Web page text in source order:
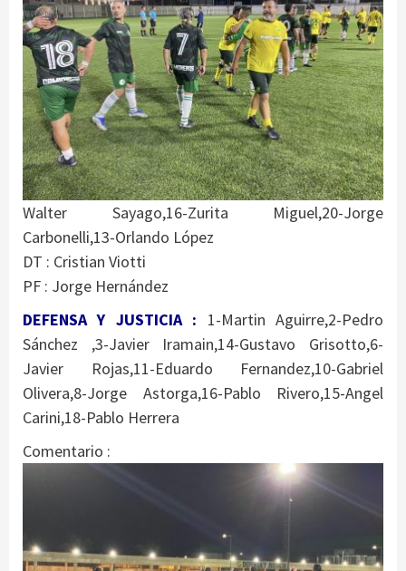
Walter Sayago,16-Zurita Miguel,20-Jorge
Carbonelli,13-Orlando López
DT : Cristian Viotti
PF : Jorge Hernández
DEFENSA Y JUSTICIA : 1-Martin Aguirre,2-Pedro
Sánchez ,3-Javier Iramain,14-Gustavo Grisotto,6-
Javier Rojas,11-Eduardo Fernandez,10-Gabriel
Olivera,8-Jorge Astorga,16-Pablo Rivero,15-Angel
Carini,18-Pablo Herrera
️Comentario :